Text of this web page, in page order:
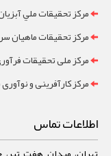
مرکز تحقيقات ملي
مرکز تحقيقات ماهيان
مرکز ملی تحقیقات
مرکز کارآفرینی و
اطلاعات تماس